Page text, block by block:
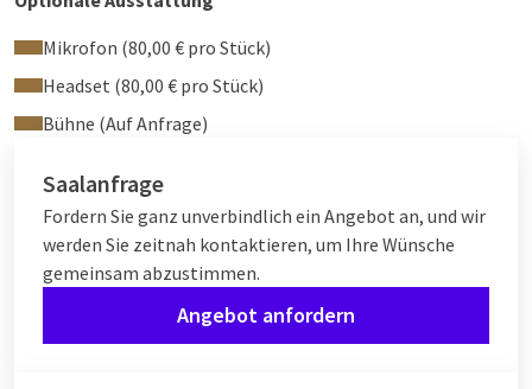
Mikrofon (80,00 € pro Stück)
Headset (80,00 € pro Stück)
Bühne (Auf Anfrage)
Saalanfrage
Fordern Sie ganz unverbindlich ein Angebot an, und wir
werden Sie zeitnah kontaktieren, um Ihre Wünsche
gemeinsam abzustimmen.
Angebot anfordern